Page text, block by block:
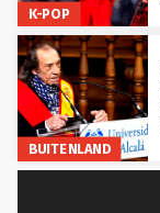
K-POP
BUITENLAND